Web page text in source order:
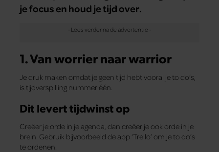
je focus en houd je tijd over.
1. Van worrier naar warrior
Je druk maken omdat je geen tijd hebt vooral je to do’s,
is tijdverspilling nummer één.
Dit levert tijdwinst op
Creëer je orde in je agenda, dan creëer je ook orde in je
brein. Gebruik bijvoorbeeld de app ‘Trello’ om je to do’s
te ordenen.